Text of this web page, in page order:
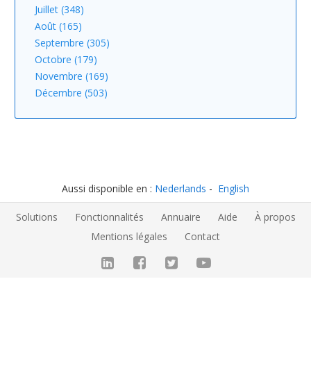
Juillet (348)
Août (165)
Septembre (305)
Octobre (179)
Novembre (169)
Décembre (503)
Aussi disponible en : Nederlands English
Solutions Fonctionnalités Annuaire Aide
À propos
Mentions légales
Contact